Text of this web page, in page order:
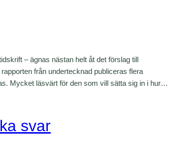
– ägnas nästan helt åt det förslag till
från undertecknad publiceras flera
Mycket läsvärt för den som vill sätta sig in i hur…
svar